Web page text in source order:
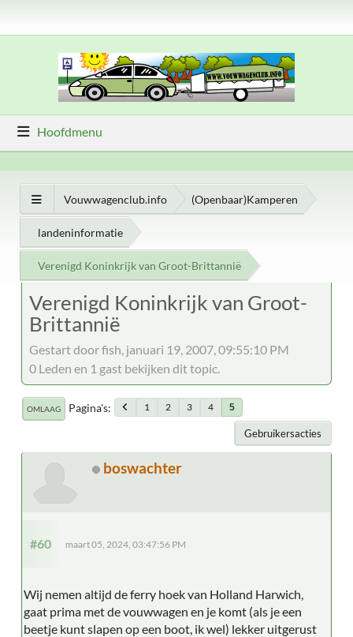
Hoofdmenu
Vouwwagenclub.info (Openbaar)Kamperen
landeninformatie
Verenigd Koninkrijk van Groot-Brittannië
Verenigd Koninkrijk van Groot-
Brittannië
Gestart door fish, januari 19, 2007, 09:55:10 PM
0 Leden en 1 gast bekijken dit topic.
OMLAAG Pagina's 1 2 3 4 5
Gebruikersacties
boswachter
#60 maart 05, 2024, 03:47:56 PM
Wij nemen altijd de ferry hoek van Holland Harwich,
gaat prima met de vouwwagen en je komt (als je een
beetje kunt slapen op een boot, ik wel) lekker uitgerust